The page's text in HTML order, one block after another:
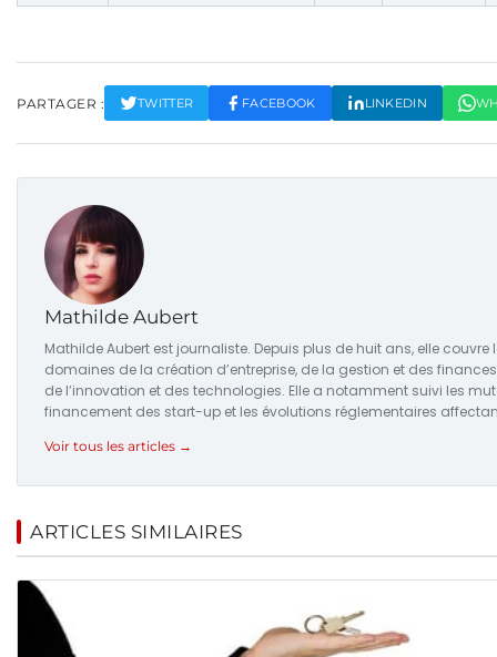
PARTAGER : TWITTER FACEBOOK LINKEDIN
Mathilde Aubert
Mathilde Aubert est journaliste. Depuis plus de huit ans, elle couvre
domaines de la création d’entreprise, de la gestion et des
de l’innovation et des technologies. Elle a notamment suivi les
financement des start-up et les évolutions réglementaires affectant
Voir tous les articles →
ARTICLES SIMILAIRES